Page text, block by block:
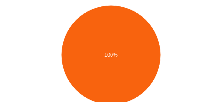
100%